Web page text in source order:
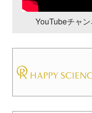
YouTubeチャ